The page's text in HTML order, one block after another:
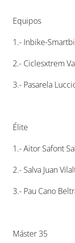
Equipos
1.- Inbike-
2.- Ciclesxtrem
3.- Pasarela
Élite
1.- Aitor Safont
2.- Salva Juan
3.- Pau Cano
Máster 35